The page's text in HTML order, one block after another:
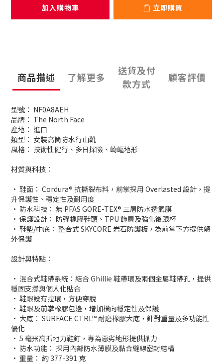
加入購物車 立即購買
商品描述 了解更多
送貨及付
款方式
顧客評價
型號： NF0A8AEH
品牌： The North Face
產地： 進口
類型： 女裝高筒防水行山靴
風格： 技術性健行、多日探險、崎嶇地形
材質與科技：
· 鞋面： Cordura® 抗撕裂布料，前掌採用 Overlasted 設計，提
升保護性、穩定性及耐用度
· 防水科技： 無 PFAS GORE-TEX® 三層防水透氣膜
· 保護設計： 防彈橡膠鞋頭、TPU 飾層及強化後跟杯
· 鞋墊/中底： 整合式 SKYCORE 岩石防護板，為前掌下方提供額
外保護
設計與特點：
· 混合式鞋帶系統：結合 Ghillie 鞋帶環及兩個金屬鞋帶孔，提供
穩固支撐與個人化貼合
· 鞋跟設有拉環，方便穿脫
· 鞋跟及前掌橡膠包邊，增加橫向穩定性及保護
· 大底： SURFACE CTRL™ 耐磨橡膠大底，針對重量及多功能性
優化
· 5 毫米高抓地力鞋釘，專為惡劣地形提供抓力
· 防水功能： 採用內部防水薄膜及黏合縫線密封結構
· 重量： 約 377-391 克